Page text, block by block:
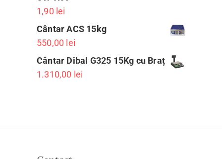
1,90 lei
Cântar ACS 15kg
550,00 lei
Cântar Dibal G325 15Kg cu Braț
1.310,00 lei